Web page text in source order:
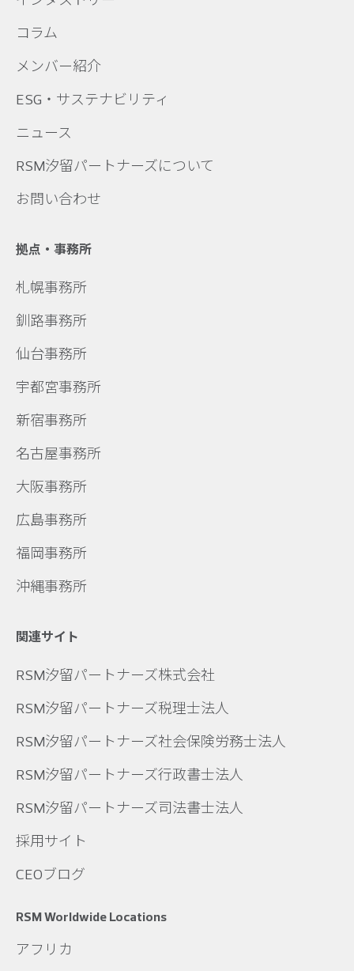
コラム
メンバー紹介
ESG・サステナビリティ
ニュース
RSM汐留パートナーズについて
お問い合わせ
拠点・事務所
札幌事務所
釧路事務所
仙台事務所
宇都宮事務所
新宿事務所
名古屋事務所
大阪事務所
広島事務所
福岡事務所
沖縄事務所
関連サイト
RSM汐留パートナーズ株式会社
RSM汐留パートナーズ税理士法人
RSM汐留パートナーズ社会保険労務士法人
RSM汐留パートナーズ行政書士法人
RSM汐留パートナーズ司法書士法人
採用サイト
CEOブログ
RSM Worldwide Locations
アフリカ